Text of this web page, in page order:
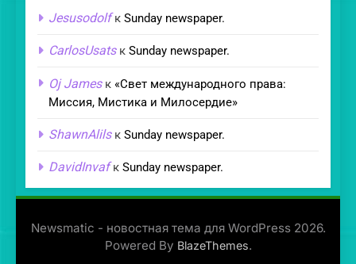
Jesusodolfк Sunday newspaper.
CarlosUsatsк Sunday newspaper.
Oj Jamesк «Свет международного права:
Миссия, Мистика и Милосердие»
ShawnAlilsк Sunday newspaper.
DavidInvafк Sunday newspaper.
Newsmatic - новостная тема для WordPress 2026.
Powered By BlazeThemes.